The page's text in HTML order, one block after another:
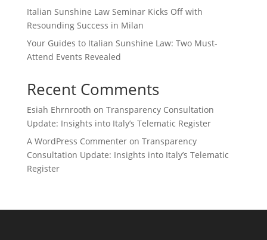
Italian Sunshine Law Seminar Kicks Off with
Resounding Success in Milan
Your Guides to Italian Sunshine Law: Two Must-
Attend Events Revealed
Recent Comments
Esiah Ehrnrooth on Transparency Consultation
Update: Insights into Italy’s Telematic Register
A WordPress Commenteron Transparency
Consultation Update: Insights into Italy’s Telematic
Register